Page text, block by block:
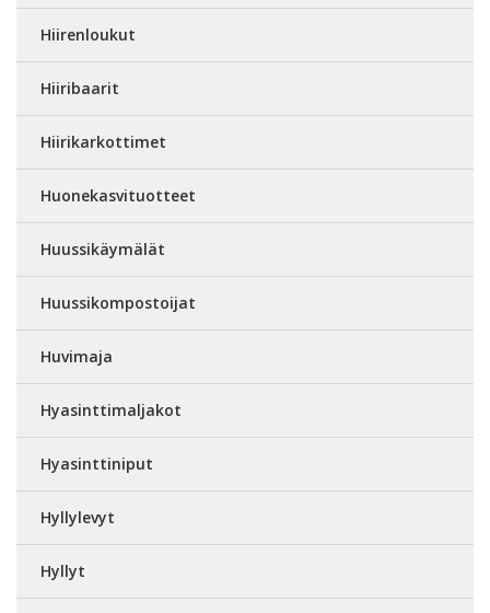
Hiirenloukut
Hiiribaarit
Hiirikarkottimet
Huonekasvituotteet
Huussikäymälät
Huussikompostoijat
Huvimaja
Hyasinttimaljakot
Hyasinttiniput
Hyllylevyt
Hyllyt